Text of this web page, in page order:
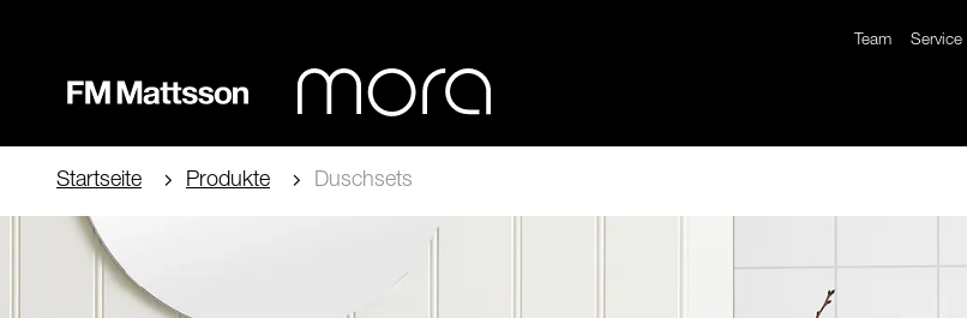
Team Service
Startseite Produkte Duschsets